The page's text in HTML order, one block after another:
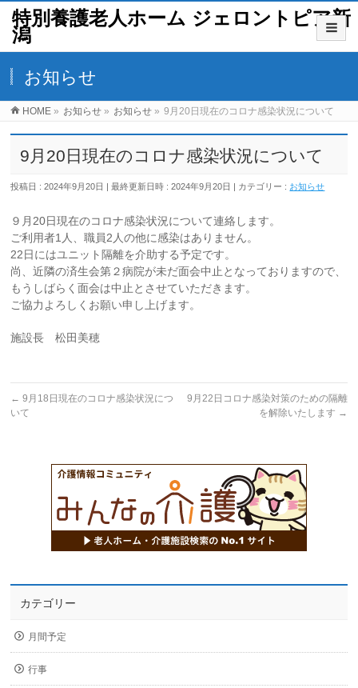
特別養護老人ホーム ジェロントピア新
潟
お知らせ
HOME » お知らせ » お知らせ » 9月20日現在のコロナ感染状況について
9月20日現在のコロナ感染状況について
投稿日 : 2024年9月20日 最終更新日時 : 2024年9月20日 カテゴリー : お知らせ
９月20日現在のコロナ感染状況について連絡します。
ご利用者1人、職員2人の他に感染はありません。
22日にはユニット隔離を介助する予定です。
尚、近隣の済生会第２病院が未だ面会中止となっておりますので、
もうしばらく面会は中止とさせていただきます。
ご協力よろしくお願い申し上げます。
施設長 松田美穂
← 9月18日現在のコロナ感染状況につ
いて
9月22日コロナ感染対策のための隔離
を解除いたします →
カテゴリー
月間予定
行事